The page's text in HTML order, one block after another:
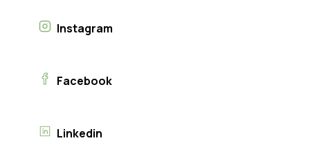
Instagram
Facebook
Linkedin